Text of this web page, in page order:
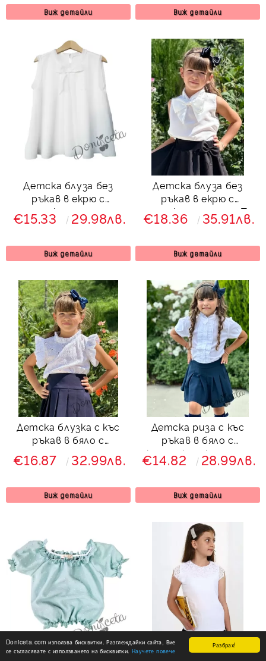
Разбрах!
Doniceta.com използва бисквитки. Разглеждайки сайта, Вие
се съгласявате с използването на бисквитки. Научете повече
Виж детайли Виж детайли
Детска блуза без
ръкав в екрю с
панделка за момиче
Вая
€15.33 29.98лв.
Виж детайли
Детска блуза без
ръкав в екрю с
панделка за момиче Тея
€18.36 35.91лв.
Виж детайли
Детска блузка с къс
ръкав в бяло с
дантела за момиче
Лусия
€16.87 32.99лв.
Виж детайли
Детска риза с къс
ръкав в бяло с
къдрички и копчета
отпред
€14.82 28.99лв.
Виж детайли